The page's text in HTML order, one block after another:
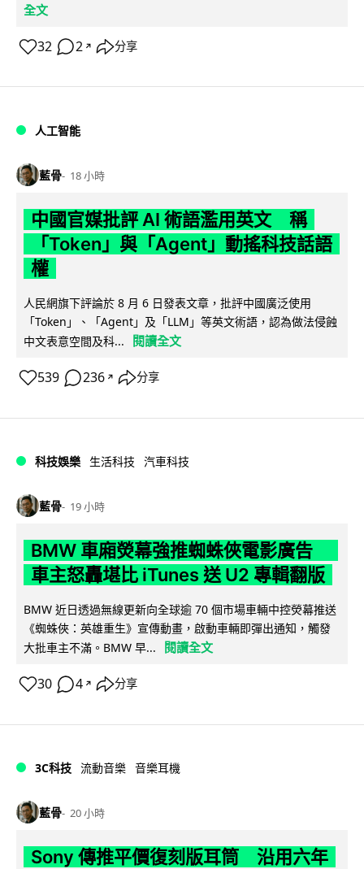
全文
32 2 ↗ 分享
人工智能
藍骨 18 小時
中國官媒批評 AI 術語濫用英文 稱
「Token」與「Agent」動搖科技話語
權
人民網旗下評論於 8 月 6 日發表文章，批評中國廣泛使用
「Token」、「Agent」及「LLM」等英文術語，認為做法侵蝕
中文表意空間及科...
閱讀全文
539 236 ↗ 分享
科技娛樂 生活科技 汽車科技
藍骨 19 小時
BMW 車廂熒幕強推蜘蛛俠電影廣告
車主怒轟堪比 iTunes 送 U2 專輯翻版
BMW 近日透過無線更新向全球逾 70 個市場車輛中控熒幕推送
《蜘蛛俠：英雄重生》宣傳動畫，啟動車輛即彈出通知，觸發
大批車主不滿。BMW 早...
閱讀全文
30 4 ↗ 分享
3C科技 流動音樂 音樂耳機
藍骨 20 小時
Sony 傳推平價復刻版耳筒 沿用六年